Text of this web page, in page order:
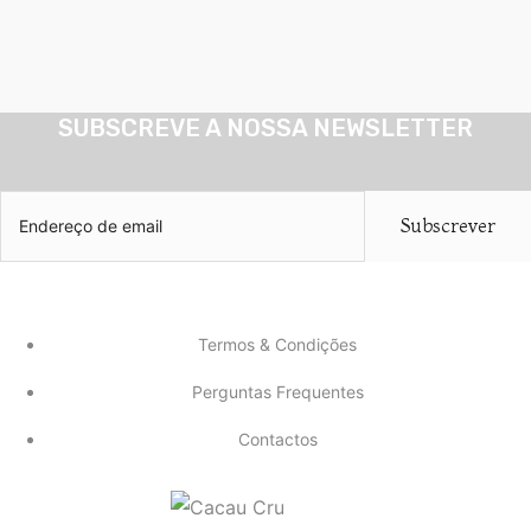
SUBSCREVE A NOSSA NEWSLETTER
Subscrever
Termos & Condições
Perguntas Frequentes
Contactos